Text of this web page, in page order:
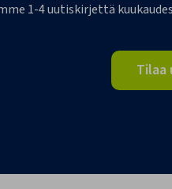
1-4 uutiskirjettä
Tilaa